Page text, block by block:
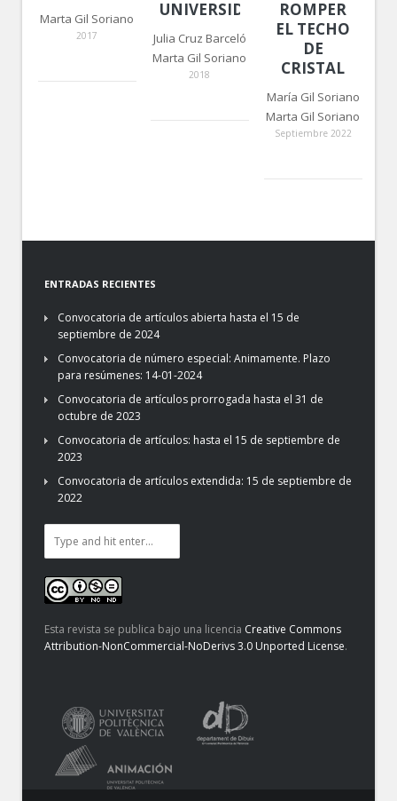
Marta Gil Soriano
2017
UNIVERSIDAD
Julia Cruz Barceló
Marta Gil Soriano
2018
ROMPER
EL TECHO
DE
CRISTAL
María Gil Soriano
Marta Gil Soriano
Septiembre 2022
ENTRADAS RECIENTES
Convocatoria de artículos abierta hasta el 15 de
septiembre de 2024
Convocatoria de número especial: Animamente. Plazo
para resúmenes: 14-01-2024
Convocatoria de artículos prorrogada hasta el 31 de
octubre de 2023
Convocatoria de artículos: hasta el 15 de septiembre de
2023
Convocatoria de artículos extendida: 15 de septiembre de
2022
Esta revista se publica bajo una licencia Creative Commons
Attribution-NonCommercial-NoDerivs 3.0 Unported License.